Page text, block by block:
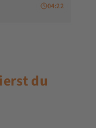
04:22
du